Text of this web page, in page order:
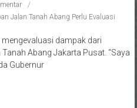
Jalan Tanah Abang Perlu Evaluasi
dampak dari
Abang Jakarta Pusat. “Saya
Gubernur